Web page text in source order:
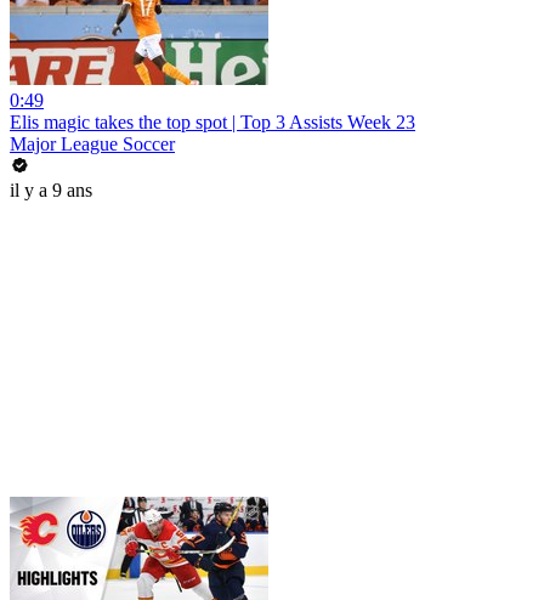
0:49
Elis magic takes the top spot | Top 3 Assists Week 23
Major League Soccer
il y a 9 ans